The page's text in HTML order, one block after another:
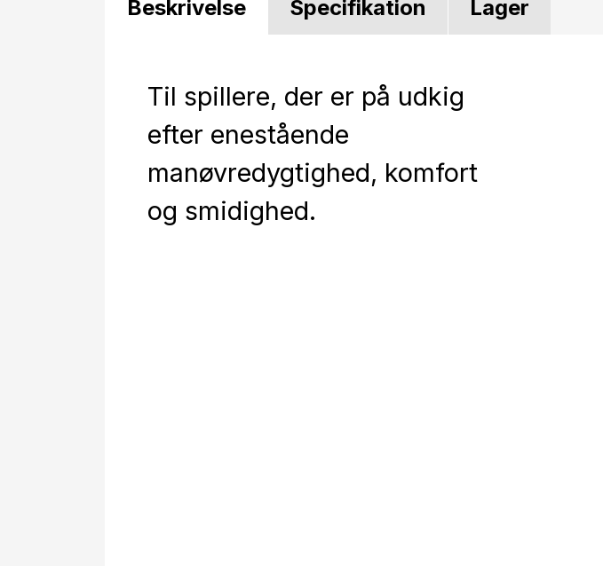
Beskrivelse Specifikation Lager
Til spillere, der er på udkig
efter enestående
manøvredygtighed, komfort
og smidighed.